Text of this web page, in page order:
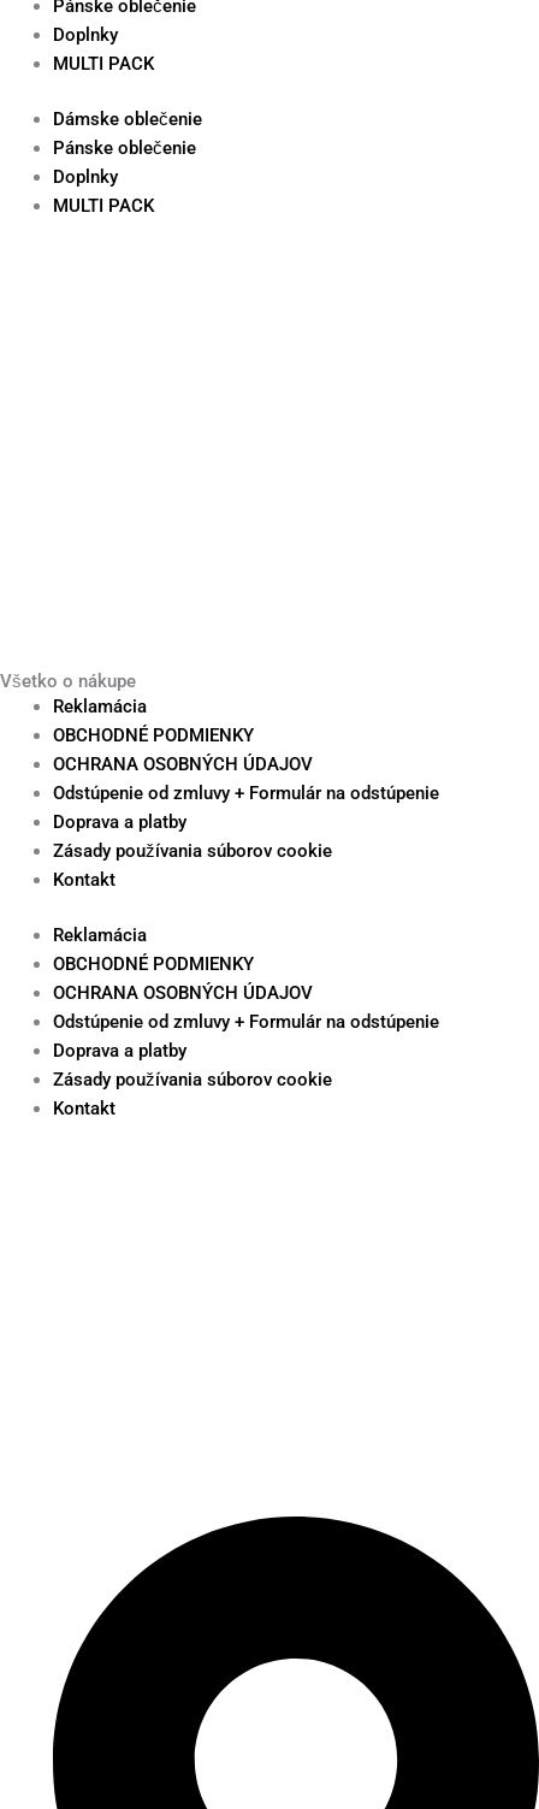
Pánske oblečenie
Doplnky
MULTI PACK
Dámske oblečenie
Pánske oblečenie
Doplnky
MULTI PACK
Všetko o nákupe
Reklamácia
OBCHODNÉ PODMIENKY
OCHRANA OSOBNÝCH ÚDAJOV
Odstúpenie od zmluvy + Formulár na odstúpenie
Doprava a platby
Zásady používania súborov cookie
Kontakt
Reklamácia
OBCHODNÉ PODMIENKY
OCHRANA OSOBNÝCH ÚDAJOV
Odstúpenie od zmluvy + Formulár na odstúpenie
Doprava a platby
Zásady používania súborov cookie
Kontakt